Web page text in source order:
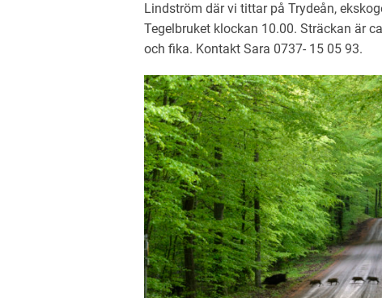
Lindström där vi tittar på Trydeån,
Tegelbruket klockan 10.00. Sträckan är
och fika. Kontakt Sara 0737- 15 05 93.